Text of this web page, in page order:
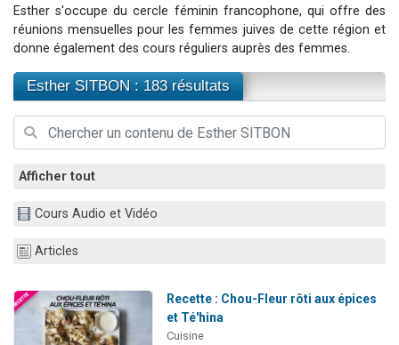
3 personnes viennent de nous rejoindre sur WhatsApp
3 personnes viennent de faire un don pour Diane, 80 ans, dans un appartement insalubre
Esther s'occupe du cercle féminin francophone, qui offre des
réunions mensuelles pour les femmes juives de cette région et
donne également des cours réguliers auprès des femmes.
Esther SITBON : 183 résultats
Afficher tout
Cours Audio et Vidéo
Articles
Recette : Chou-Fleur rôti aux épices
et Té'hina
Cuisine